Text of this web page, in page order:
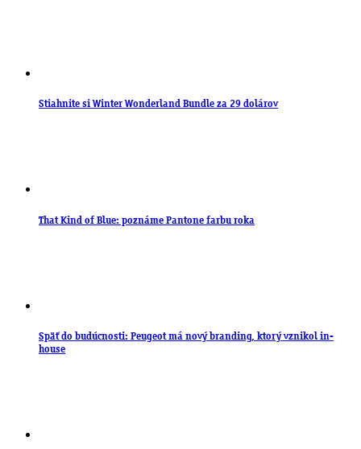
Stiahnite si Winter Wonderland Bundle za 29 dolárov
That Kind of Blue: poznáme Pantone farbu roka
Späť do budúcnosti: Peugeot má nový branding, ktorý vznikol in-
house